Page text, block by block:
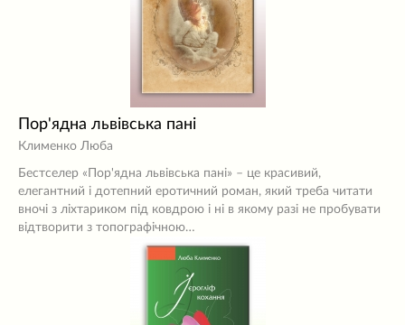
Пор'ядна львівська пані
Клименко Люба
Бестселер «Пор'ядна львівська пані» – це красивий,
елегантний і дотепний еротичний роман, який треба читати
вночі з ліхтариком під ковдрою і ні в якому разі не пробувати
відтворити з топографічною…